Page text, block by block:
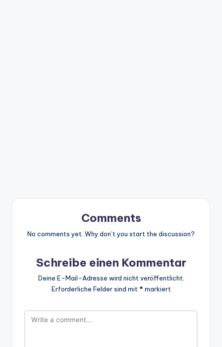
Comments
No comments yet. Why don’t you start the discussion?
Schreibe einen Kommentar
Deine E-Mail-Adresse wird nicht veröffentlicht.
Erforderliche Felder sind mit * markiert